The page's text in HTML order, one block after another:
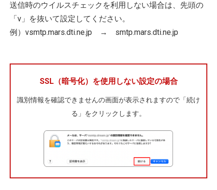
送信時のウイルスチェックを利用しない場合は、先頭の
「v」を抜いて設定してください。
例）vsmtp.mars.dti.ne.jp → smtp.mars.dti.ne.jp
SSL（暗号化）を使用しない設定の場合
識別情報を確認できませんの画面が表示されますので「続け
る」をクリックします。